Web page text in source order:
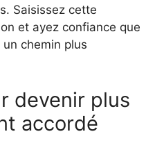
Saisissez cette
et ayez confiance que
chemin plus
devenir plus
accordé